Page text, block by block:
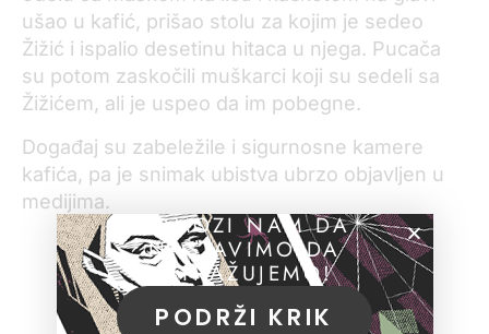
ušao u kafić, prišao stolu za kojim je sedeo
Žižić i ispalio desetinu hitaca u njega. Pucača
su potom zaskočili muškarci koji su sedeli sa
Žižićem, ali je uspeo da im pobegne.
Događaj su zabeležile i sigurnosne kamere
kafića, pa je snimak ubistva ubrzo objavljen u
medijima.
POMOZI NAM DA
NASTAVIMO DA
ISTRAŽUJEMO!
PODRŽI KRIK